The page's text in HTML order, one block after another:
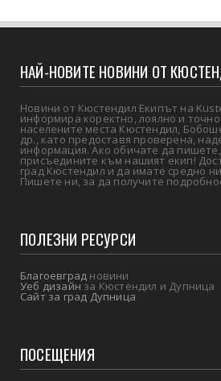
НАЙ-НОВИТЕ НОВИНИ ОТ
Новини от Кюстендил Екипът на
информира коректно, лоялно и
населените места Кюстендил,
др., като предоставя проверена,
информация. Ако обичате да
присъедините към нашият екип!
град Кюстендил и да имате средно
Пишете ни, за да получите
ПОЛЕЗНИ РЕСУРСИ
Благоевград новини
Уеб дизайнза Кюстендил и Дупница
Сайт за град Дупница
ПОСЕЩЕНИЯ